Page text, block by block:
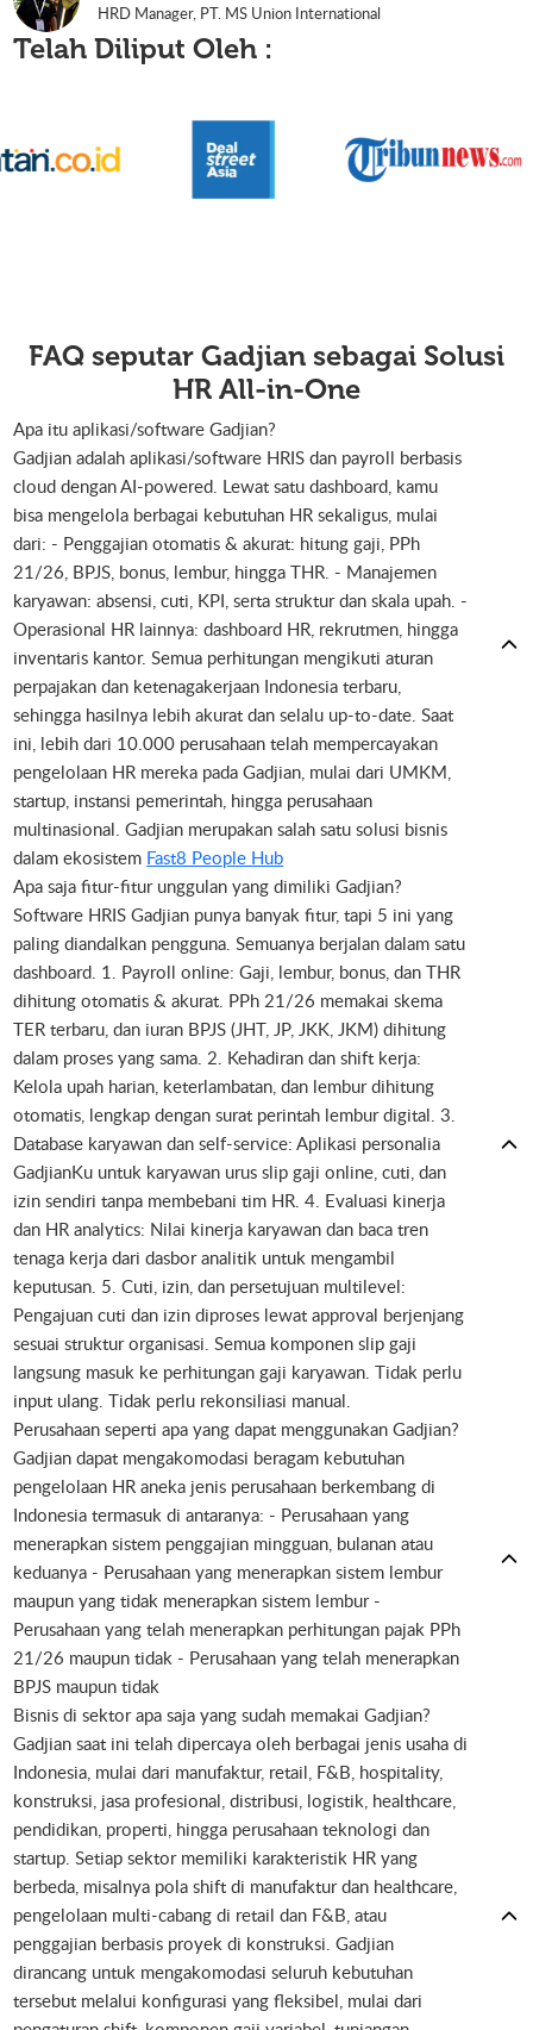
HRD Manager, PT. MS Union International
Telah Diliput Oleh :
FAQ seputar Gadjian sebagai Solusi
HR All-in-One
Apa itu aplikasi/software Gadjian?
Gadjian adalah aplikasi/software HRIS dan payroll berbasis
cloud dengan AI-powered. Lewat satu dashboard, kamu
bisa mengelola berbagai kebutuhan HR sekaligus, mulai
dari: - Penggajian otomatis & akurat: hitung gaji, PPh
21/26, BPJS, bonus, lembur, hingga THR. - Manajemen
karyawan: absensi, cuti, KPI, serta struktur dan skala upah. -
Operasional HR lainnya: dashboard HR, rekrutmen, hingga
inventaris kantor. Semua perhitungan mengikuti aturan
perpajakan dan ketenagakerjaan Indonesia terbaru,
sehingga hasilnya lebih akurat dan selalu up-to-date. Saat
ini, lebih dari 10.000 perusahaan telah mempercayakan
pengelolaan HR mereka pada Gadjian, mulai dari UMKM,
startup, instansi pemerintah, hingga perusahaan
multinasional. Gadjian merupakan salah satu solusi bisnis
dalam ekosistem Fast8 People Hub
Apa saja fitur-fitur unggulan yang dimiliki Gadjian?
Software HRIS Gadjian punya banyak fitur, tapi 5 ini yang
paling diandalkan pengguna. Semuanya berjalan dalam satu
dashboard. 1. Payroll online: Gaji, lembur, bonus, dan THR
dihitung otomatis & akurat. PPh 21/26 memakai skema
TER terbaru, dan iuran BPJS (JHT, JP, JKK, JKM) dihitung
dalam proses yang sama. 2. Kehadiran dan shift kerja:
Kelola upah harian, keterlambatan, dan lembur dihitung
otomatis, lengkap dengan surat perintah lembur digital. 3.
Database karyawan dan self-service: Aplikasi personalia
GadjianKu untuk karyawan urus slip gaji online, cuti, dan
izin sendiri tanpa membebani tim HR. 4. Evaluasi kinerja
dan HR analytics: Nilai kinerja karyawan dan baca tren
tenaga kerja dari dasbor analitik untuk mengambil
keputusan. 5. Cuti, izin, dan persetujuan multilevel:
Pengajuan cuti dan izin diproses lewat approval berjenjang
sesuai struktur organisasi. Semua komponen slip gaji
langsung masuk ke perhitungan gaji karyawan. Tidak perlu
input ulang. Tidak perlu rekonsiliasi manual.
Perusahaan seperti apa yang dapat menggunakan Gadjian?
Gadjian dapat mengakomodasi beragam kebutuhan
pengelolaan HR aneka jenis perusahaan berkembang di
Indonesia termasuk di antaranya: - Perusahaan yang
menerapkan sistem penggajian mingguan, bulanan atau
keduanya - Perusahaan yang menerapkan sistem lembur
maupun yang tidak menerapkan sistem lembur -
Perusahaan yang telah menerapkan perhitungan pajak PPh
21/26 maupun tidak - Perusahaan yang telah menerapkan
BPJS maupun tidak
Bisnis di sektor apa saja yang sudah memakai Gadjian?
Gadjian saat ini telah dipercaya oleh berbagai jenis usaha di
Indonesia, mulai dari manufaktur, retail, F&B, hospitality,
konstruksi, jasa profesional, distribusi, logistik, healthcare,
pendidikan, properti, hingga perusahaan teknologi dan
startup. Setiap sektor memiliki karakteristik HR yang
berbeda, misalnya pola shift di manufaktur dan healthcare,
pengelolaan multi-cabang di retail dan F&B, atau
penggajian berbasis proyek di konstruksi. Gadjian
dirancang untuk mengakomodasi seluruh kebutuhan
tersebut melalui konfigurasi yang fleksibel, mulai dari